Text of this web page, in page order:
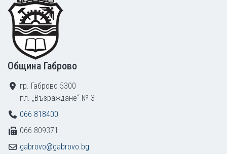
Община Габрово
гр. Габрово 5300
пл. „Възраждане“ № 3
066 818400
066 809371
gabrovo@gabrovo.bg